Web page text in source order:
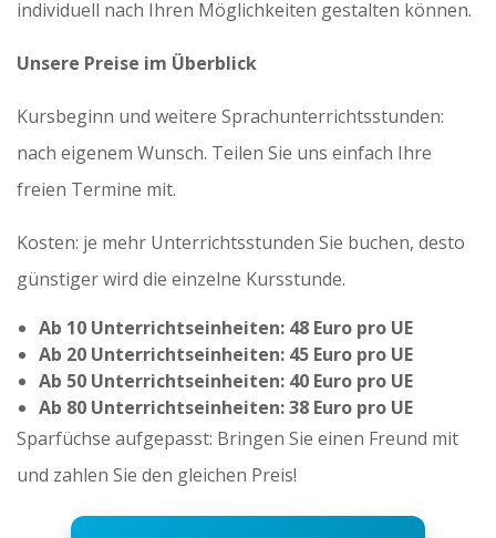
individuell nach Ihren Möglichkeiten gestalten können.
Unsere Preise im Überblick
Kursbeginn und weitere Sprachunterrichtsstunden:
nach eigenem Wunsch. Teilen Sie uns einfach Ihre
freien Termine mit.
Kosten: je mehr Unterrichtsstunden Sie buchen, desto
günstiger wird die einzelne Kursstunde.
Ab 10 Unterrichtseinheiten: 48 Euro pro UE
Ab 20 Unterrichtseinheiten: 45 Euro pro UE
Ab 50 Unterrichtseinheiten: 40 Euro pro UE
Ab 80 Unterrichtseinheiten: 38 Euro pro UE
Sparfüchse aufgepasst: Bringen Sie einen Freund mit
und zahlen Sie den gleichen Preis!